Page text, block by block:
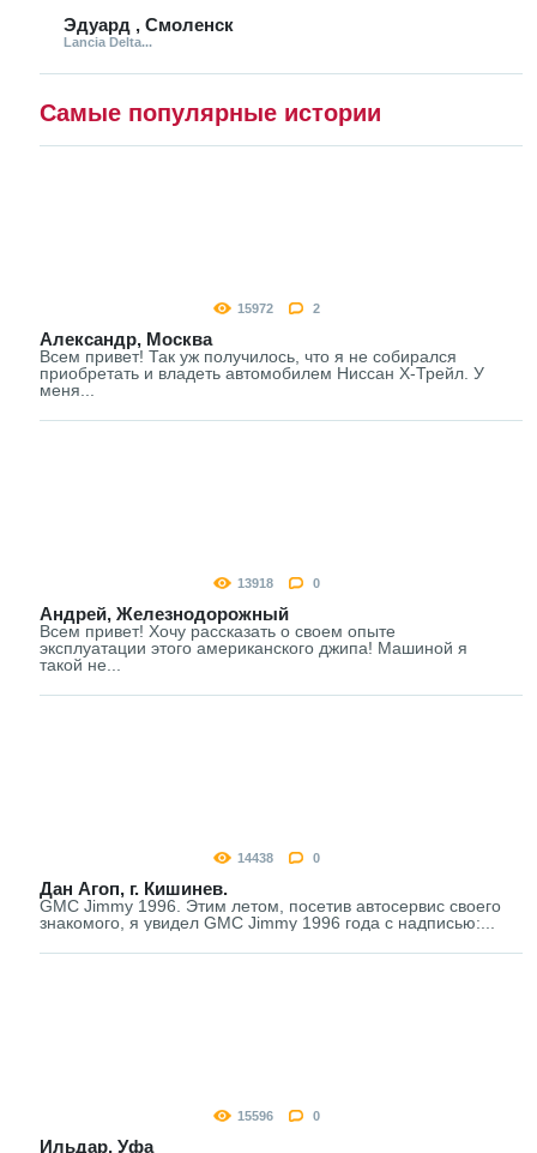
Эдуард , Смоленск
Lancia Delta...
Самые популярные истории
15972 2
Александр, Москва
Всем привет! Так уж получилось, что я не собирался
приобретать и владеть автомобилем Ниссан Х-Трейл. У
меня...
13918 0
Андрей, Железнодорожный
Всем привет! Хочу рассказать о своем опыте
эксплуатации этого американского джипа! Машиной я
такой не...
14438 0
Дан Агоп, г. Кишинев.
GMC Jimmy 1996. Этим летом, посетив автосервис своего
знакомого, я увидел GMC Jimmy 1996 года с надписью:...
15596 0
Ильдар, Уфа